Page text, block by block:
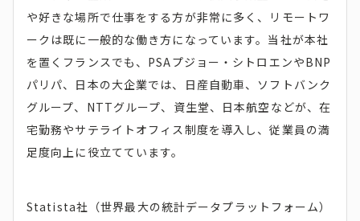
や好きな場所で仕事をする方が非常に多く、リモートワ
ークは既に一般的な働き方になっています。当社が本社
を置くフランスでも、PSAプジョー・シトロエンやBNP
パリパ、日本の大企業では、日産自動車、ソフトバンク
グループ、NTTグループ、資生堂、日本航空などが、在
宅勤務やサテライトオフィス制度を導入し、従業員の満
足度向上に役立てています。
Statista社（世界最大の統計データプラットフォーム）